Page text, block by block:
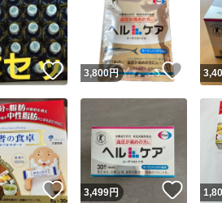
※このバッジは実績に基づく表示で
スピード＆安心発送
こ
ます
スピード発送 こ
安心発送 こ
いいね！
3,800円 いい
いいね！
3,499円 いい